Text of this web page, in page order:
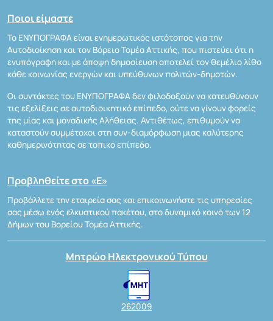
Ποιοι είμαστε
Το ΕΝΥΠΟΓΡΑΦΑ είναι ενημερωτικός ιστότοπος για την
Αυτοδιοίκηση και τον Βόρειο Τομέα Αττικής, που πιστεύει ότι η
ενυπόγραφη και με άποψη δημοσίευση αποτελεί τον θεμέλιο λίθο
κάθε κοινωνίας ενεργών και υπεύθυνων πολιτών-δημοτών.
Οι συντάκτες του ΕΝΥΠΟΓΡΑΦΑ δεν φιλοδοξούν να κατευθύνουν
τις εξελίξεις σε αυτοδιοικητικό επίπεδο, ούτε να γίνουν φορείς
της μίας και μοναδικής Αλήθειας. Αντιθέτως, επιθυμούν να
καταστούν συμμέτοχοι στη συν-διαμόρφωση μιας καλύτερης
καθημερινότητας σε τοπικό επίπεδο.
Προβληθείτε στο «Ε»
Προβάλλετε την εταιρεία σας και επικοινωνήστε τις υπηρεσίες
σας μέσω ενός ελκυστικού πακέτου, στο δυναμικό κοινό των 12
Δήμων του Βορείου Τομέα Αττικής.
Μητρώο Ηλεκτρονικού Τύπου
262009